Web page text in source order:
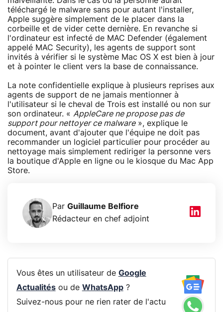
téléchargé le malware sans pour autant l'installer,
Apple suggère simplement de le placer dans la
corbeille et de vider cette dernière. En revanche si
l'ordinateur est infecté de MAC Defender (également
appelé MAC Security), les agents de support sont
invités à vérifier si le système Mac OS X est bien à jour
et à pointer le client vers la base de connaissance.
La note confidentielle explique à plusieurs reprises aux
agents de support de ne jamais mentionner à
l'utilisateur si le cheval de Trois est installé ou non sur
son ordinateur. « AppleCare ne propose pas de
support pour nettoyer ce malware», explique le
document, avant d'ajouter que l'équipe ne doit pas
recommander un logiciel particulier pour procéder au
nettoyage mais simplement rediriger la personne vers
la boutique d'Apple en ligne ou le kiosque du Mac App
Store.
Par Guillaume Belfiore
Rédacteur en chef adjoint
Vous êtes un utilisateur de Google
Actualitésou de WhatsApp?
Suivez-nous pour ne rien rater de l'actu